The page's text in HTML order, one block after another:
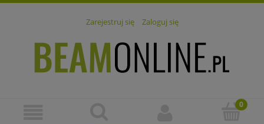
Zarejestruj się Zaloguj się